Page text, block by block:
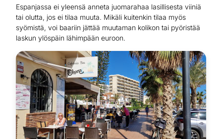
Espanjassa ei yleensä anneta juomarahaa lasillisesta viiniä
tai olutta, jos ei tilaa muuta. Mikäli kuitenkin tilaa myös
syömistä, voi baariin jättää muutaman kolikon tai pyöristää
laskun ylöspäin lähimpään euroon.